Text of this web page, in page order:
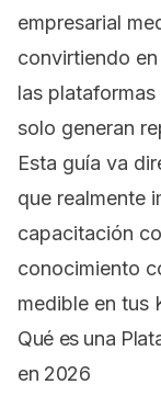
empresarial
convirtiendo
las
solo generan
Esta guía va
que realmente
capacitación
conocimiento
medible en tus
Qué es una
en 2026